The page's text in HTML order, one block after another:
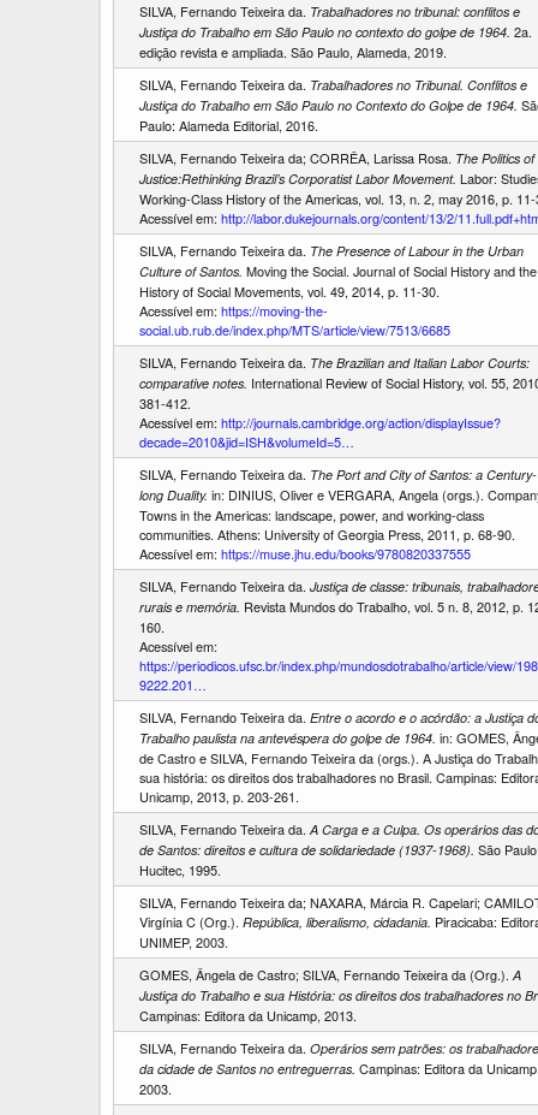
SILVA, Fernando Teixeira da. Trabalhadores no tribunal: conflitos e
Justiça do Trabalho em São Paulo no contexto do golpe de 1964. 2a.
edição revista e ampliada. São Paulo, Alameda, 2019.
SILVA, Fernando Teixeira da. Trabalhadores no Tribunal. Conflitos e
Justiça do Trabalho em São Paulo no Contexto do Golpe de 1964.
Paulo: Alameda Editorial, 2016.
SILVA, Fernando Teixeira da; CORRÊA, Larissa Rosa. The Politics of
Justice:Rethinking Brazil’s Corporatist Labor Movement. Labor:
Working-Class History of the Americas, vol. 13, n. 2, may 2016, p.
Acessível em: http://labor.dukejournals.org/content/13/2/
SILVA, Fernando Teixeira da. The Presence of Labour in the Urban
Culture of Santos. Moving the Social. Journal of Social History and the
History of Social Movements, vol. 49, 2014, p. 11-30.
Acessível em: https://moving-the-
social.ub.rub.de/index.php/MTS/article/view/7513/6685
SILVA, Fernando Teixeira da. The Brazilian and Italian Labor Courts:
comparative notes. International Review of Social History, vol. 55,
381-412.
Acessível em: http://journals.cambridge.org/action/displayIssue?
decade=2010&jid=ISH&volumeId=5…
SILVA, Fernando Teixeira da. The Port and City of Santos: a Century-
long Duality. in: DINIUS, Oliver e VERGARA, Angela (orgs.).
Towns in the Americas: landscape, power, and working-class
communities. Athens: University of Georgia Press, 2011, p. 68-90.
Acessível em: https://muse.jhu.edu/books/9780820337555
SILVA, Fernando Teixeira da. Justiça de classe: tribunais,
rurais e memória. Revista Mundos do Trabalho, vol. 5 n. 8, 2012, p.
160.
Acessível em:
https://periodicos.ufsc.br/index.php/mundosdotrabalho/article/view/
9222.201…
SILVA, Fernando Teixeira da. Entre o acordo e o acórdão: a Justiça
Trabalho paulista na antevéspera do golpe de 1964. in: GOMES,
de Castro e SILVA, Fernando Teixeira da (orgs.). A Justiça do
sua história: os direitos dos trabalhadores no Brasil. Campinas:
Unicamp, 2013, p. 203-261.
SILVA, Fernando Teixeira da. A Carga e a Culpa. Os operários das
de Santos: direitos e cultura de solidariedade (1937-1968). São
Hucitec, 1995.
SILVA, Fernando Teixeira da; NAXARA, Márcia R. Capelari;
Virgínia C (Org.). República, liberalismo, cidadania. Piracicaba:
UNIMEP, 2003.
GOMES, Ângela de Castro; SILVA, Fernando Teixeira da (Org.). A
Justiça do Trabalho e sua História: os direitos dos trabalhadores no
Campinas: Editora da Unicamp, 2013.
SILVA, Fernando Teixeira da. Operários sem patrões: os
da cidade de Santos no entreguerras. Campinas: Editora da
2003.